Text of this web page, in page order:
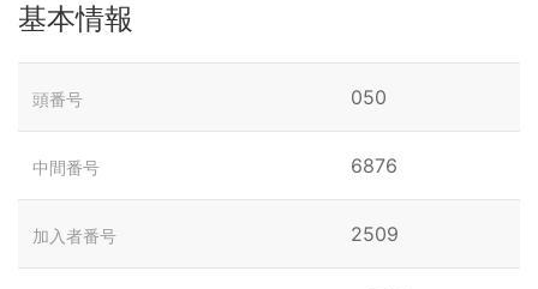
基本情報
頭番号 050
中間番号 6876
加入者番号 2509